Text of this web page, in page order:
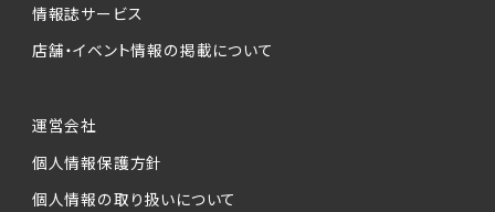
ービスの実施にあたりそれぞれ必要となる項目
を入力いただかない場合は、各々のサービスを
個人情報の第三者への提供について
当社は、以下の提供先に対して個人情報を提供
します。
情報誌サービス
店舗・イベント情報の掲載について
運営会社
個人情報保護方針
個人情報の取り扱いについて